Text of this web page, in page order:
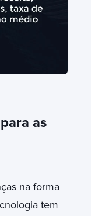
as
na forma
tem